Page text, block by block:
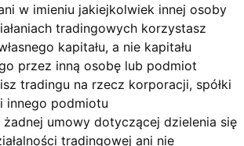
w imieniu jakiejkolwiek innej osoby
tradingowych korzystasz
kapitału, a nie kapitału
przez inną osobę lub podmiot
tradingu na rzecz korporacji, spółki
innego podmiotu
żadnej umowy dotyczącej dzielenia się
tradingowej ani nie